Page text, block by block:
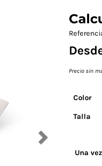
Precio sin
Color
Talla
Una